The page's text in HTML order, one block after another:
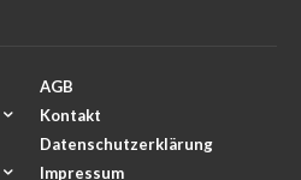
AGB
Kontakt
Datenschutzerklärung
Impressum